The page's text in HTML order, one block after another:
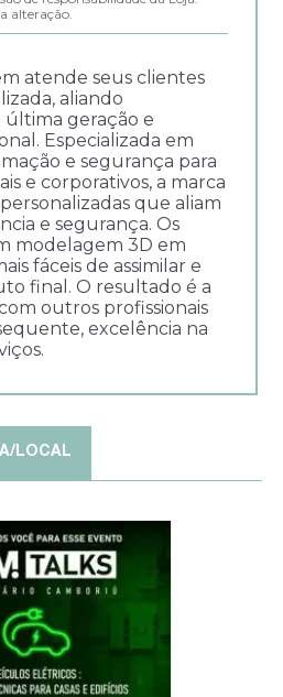
alteração.
atende seus clientes
aliando
geração e
Especializada em
e segurança para
e corporativos, a marca
que aliam
e segurança. Os
modelagem 3D em
fáceis de assimilar e
final. O resultado é a
outros profissionais
excelência na
LOCAL